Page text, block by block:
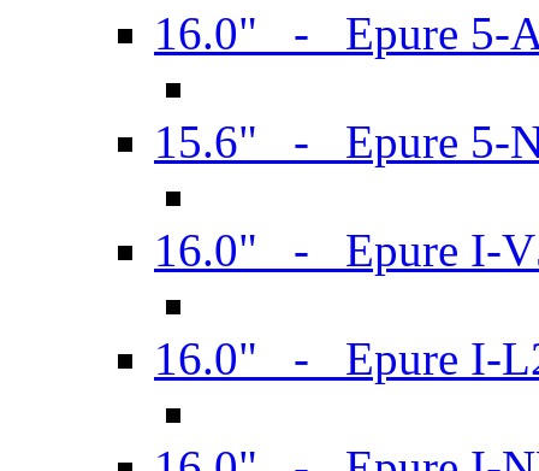
16.0" - Epure 5-
15.6" - Epure 5-
16.0" - Epure I-
16.0" - Epure I-